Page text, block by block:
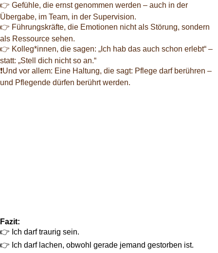
👉 Gefühle, die ernst genommen werden – auch in der
Übergabe, im Team, in der Supervision.
👉 Führungskräfte, die Emotionen nicht als Störung, sondern
als Ressource sehen.
👉 Kolleg*innen, die sagen: „Ich hab das auch schon erlebt“ –
statt: „Stell dich nicht so an.“
❗Und vor allem: Eine Haltung, die sagt: Pflege darf berühren –
und Pflegende dürfen berührt werden.
Fazit:
👉 Ich darf traurig sein.
👉 Ich darf lachen, obwohl gerade jemand gestorben ist.